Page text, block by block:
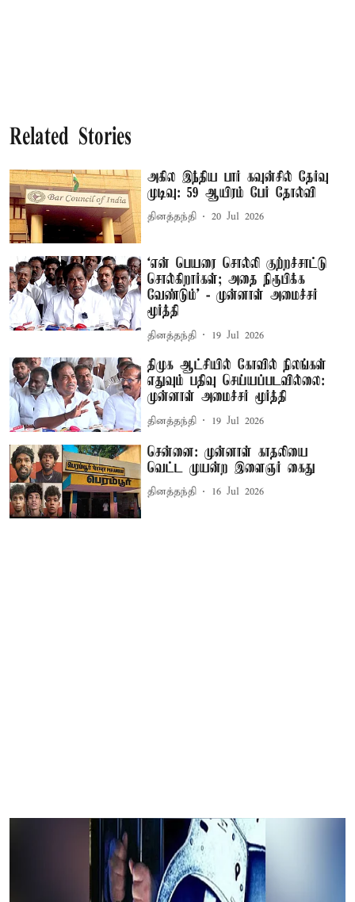
Related Stories
அகில இந்திய பார் கவுன்சில் தேர்வு
முடிவு: 59 ஆயிரம் பேர் தோல்வி
தினத்தந்தி 20 Jul 2026
‘என் பெயரை சொல்லி குற்றச்சாட்டு
சொல்கிறார்கள்; அதை நிரூபிக்க
வேண்டும்’ - முன்னாள் அமைச்சர்
மூர்த்தி
தினத்தந்தி 19 Jul 2026
திமுக ஆட்சியில் கோவில் நிலங்கள்
எதுவும் பதிவு செய்யப்படவில்லை:
முன்னாள் அமைச்சர் மூர்த்தி
தினத்தந்தி 19 Jul 2026
சென்னை: முன்னாள் காதலியை
வெட்ட முயன்ற இளைஞர் கைது
தினத்தந்தி 16 Jul 2026